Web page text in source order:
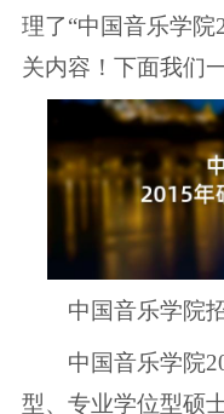
理了“中国音乐学院
关内容！下面我们
中国音乐学院
中国音乐学院
型、专业学位型硕